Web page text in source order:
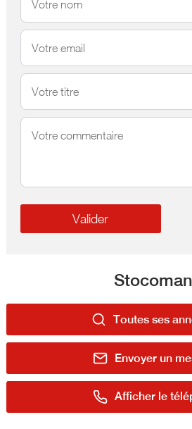
Toutes ses
Envoyer un
Afficher le